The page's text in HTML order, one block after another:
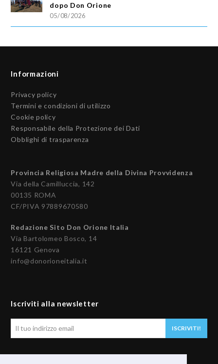
dopo Don Orione
05/08/2026
Informazioni
Privacy policy
Termini e condizioni di utilizzo
Cookie policy
Responsabile della Protezione dei Dati
Obblighi di trasparenza
Provincia Religiosa Madre della Divina Provvidenza
Via della Camilluccia, 142
00135 ROMA
CF/PIVA 97889670580
Redazione Sito Don Orione Italia
Via Bartolomeo Bosco, 14
16121 Genova
info@donorioneitalia.it
Iscriviti alla newsletter
ISCRIVITI!